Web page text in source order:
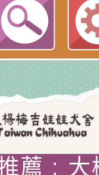
: 大楊
薦 : 大